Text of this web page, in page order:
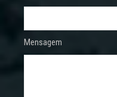
Mensagem